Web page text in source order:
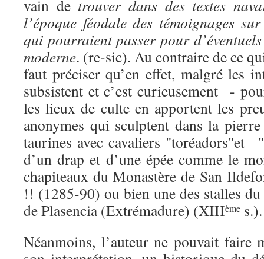
vain de trouver dans des textes
l’époque féodale des témoignages
qui pourraient passer pour
moderne. (re-sic). Au contraire de ce
faut préciser qu’en effet, malgré les
subsistent et c’est curieusement -
les lieux de culte en apportent les
anonymes qui sculptent dans la
taurines avec cavaliers "toréadors"et
d’un drap et d’une épée comme le
chapiteaux du Monastère de San
!! (1285-90) ou bien une des stalles
de Plasencia (Extrémadure) (XIIIème s.).
Néanmoins, l’auteur ne pouvait faire